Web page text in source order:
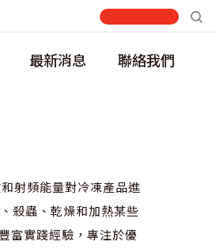
最新消息 聯絡我們
射頻能量對冷凍產品進
殺蟲、乾燥和加熱某些
富實踐經驗，專注於優